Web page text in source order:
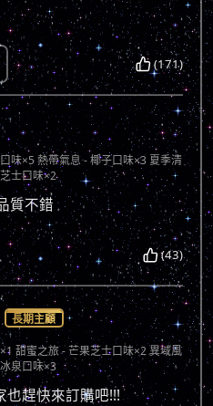
(171)
味×5 熱帶氣息 - 椰子口味×3 夏季清
士口味×2
質不錯
(43)
長期主顧
甜蜜之旅 - 芒果芝士口味×2 異域風
泉口味×3
也趕快來訂購吧!!!